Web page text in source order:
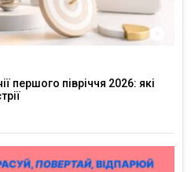
першого півріччя 2026: які